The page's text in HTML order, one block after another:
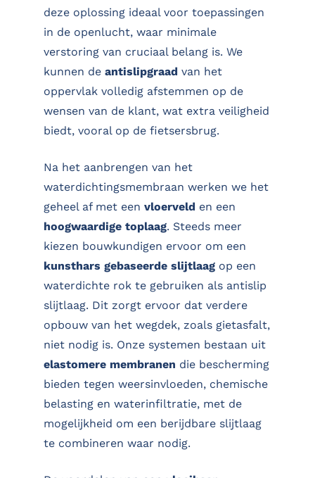
deze oplossing ideaal voor toepassingen
in de openlucht, waar minimale
verstoring van cruciaal belang is. We
kunnen deantislipgraad van het
oppervlak volledig afstemmen op de
wensen van de klant, wat extra veiligheid
biedt, vooral op de fietsersbrug.
Na het aanbrengen van het
waterdichtingsmembraan werken we het
geheel af met eenvloerveld en een
hoogwaardige toplaag. Steeds meer
kiezen bouwkundigen ervoor om een
kunsthars gebaseerde slijtlaag op een
waterdichte rok te gebruiken als antislip
slijtlaag. Dit zorgt ervoor dat verdere
opbouw van het wegdek, zoals gietasfalt,
niet nodig is. Onze systemen bestaan uit
elastomere membranen die bescherming
bieden tegen weersinvloeden, chemische
belasting en waterinfiltratie, met de
mogelijkheid om een berijdbare slijtlaag
te combineren waar nodig.